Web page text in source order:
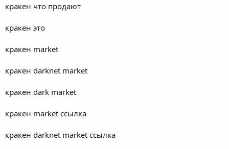
кракен что продают
кракен это
кракен market
кракен darknet market
кракен dark market
кракен market ссылка
кракен darknet market ссылка